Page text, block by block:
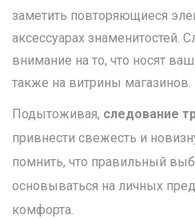
заметить повторяющиеся
аксессуарах знаменитостей.
внимание на то, что носят
также на витрины магазинов.
Подытоживая, следование
привнести свежесть и
помнить, что правильный
основываться на личных
комфорта.